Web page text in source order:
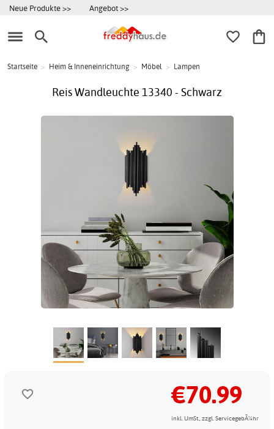
Neue Produkte >> Angebot >>
Startseite > Heim & Inneneinrichtung > Möbel > Lampen
Reis Wandleuchte 13340 - Schwarz
€70.99
inkl. UmSt., zzgl. ServicegebÃ¼hr